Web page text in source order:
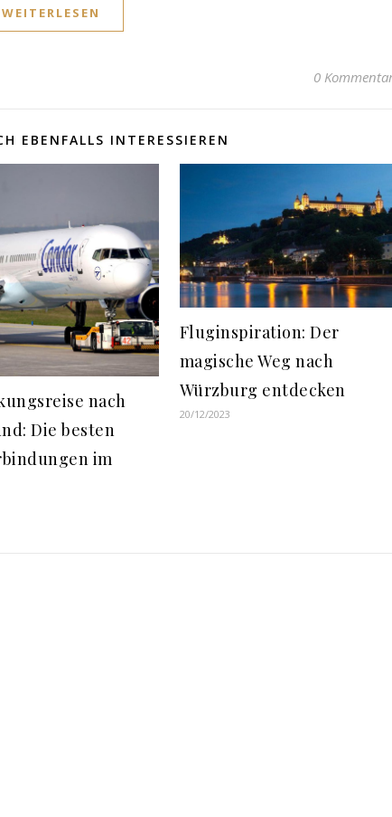
WEITERLESEN
0
EBENFALLS INTERESSIEREN
nach
Die besten
im
Fluginspiration: Der
magische Weg nach
Würzburg entdecken
20/12/2023